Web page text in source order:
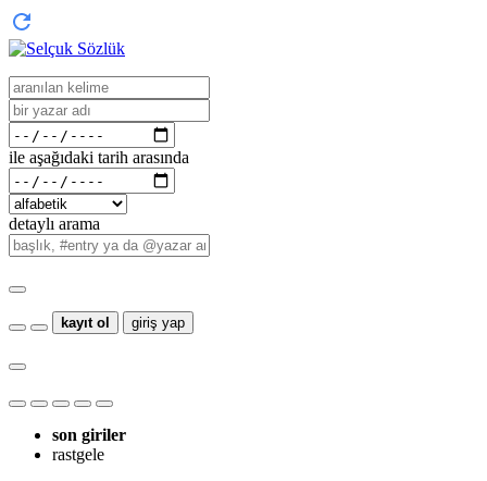
ile aşağıdaki tarih arasında
detaylı arama
kayıt ol giriş yap
son giriler
rastgele